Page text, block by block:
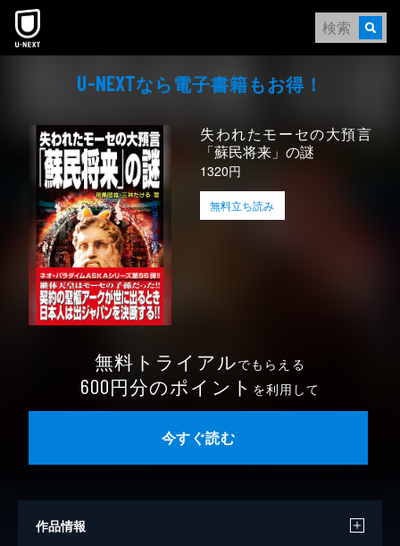
本文へスキップ
U-NEXTなら電⼦書籍もお得！
失われたモーセの大預言
「蘇民将来」の謎
1320円
無料立ち読み
無料トライアルでもらえる
600円分のポイント を利用して
今すぐ読む
作品情報